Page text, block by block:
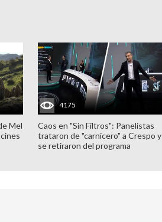
Mel
4175
Caos en "Sin Filtros": Panelistas
trataron de "carnicero" a Crespo y
se retiraron del programa